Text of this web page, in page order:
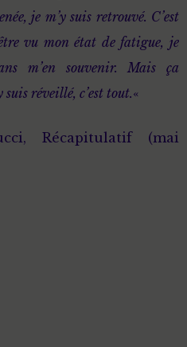
je m’y suis retrouvé. C’est
vu mon état de fatigue, je
m’en souvenir. Mais ça
suis réveillé, c’est tout.«
Récapitulatif (mai